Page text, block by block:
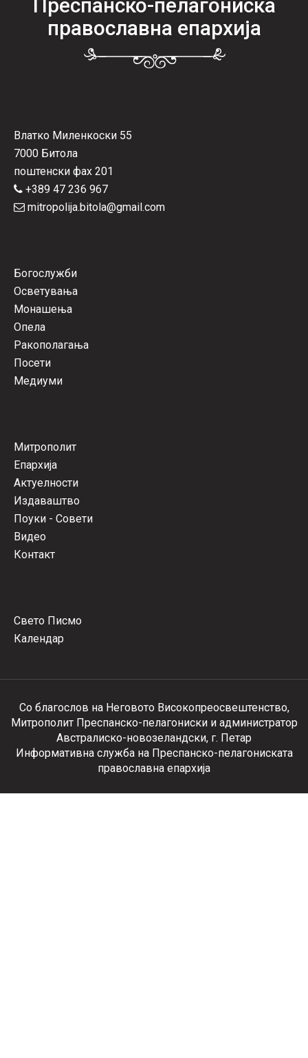
Преспанско-пелагониска
православна епархија
Влатко Миленкоски 55
7000 Битола
поштенски фах 201
+389 47 236 967
mitropolija.bitola@gmail.com
Богослужби
Осветувања
Монашења
Опела
Ракополагања
Посети
Медиуми
Митрополит
Епархија
Актуелности
Издаваштво
Поуки - Совети
Видео
Контакт
Свето Писмо
Календар
Со благослов на Неговото Високопреосвештенство,
Митрополит Преспанско-пелагониски и администратор
Австралиско-новозеландски, г. Петар
Информативна служба на Преспанско-пелагониската
православна епархија